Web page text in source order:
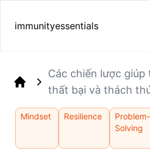
immunityessentials
Các chiến lược
thất bại và thách
Mindset Resilience
Problem-
Solving